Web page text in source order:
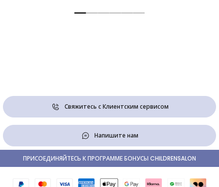
Свяжитесь с Клиентским сервисом
Напишите нам
ПРИСОЕДИНЯЙТЕСЬ К ПРОГРАММЕ БОНУСЫ CHILDRENSALON